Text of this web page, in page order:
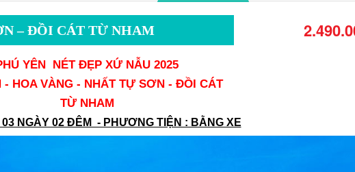
– ĐỒI CÁT TỪ NHAM
YÊN NÉT ĐẸP XỨ NẪU 2025
- HOA VÀNG - NHẤT TỰ SƠN - ĐỒI CÁT
TỪ NHAM
NGÀY 02 ĐÊM - PHƯƠNG TIỆN : BẰNG XE